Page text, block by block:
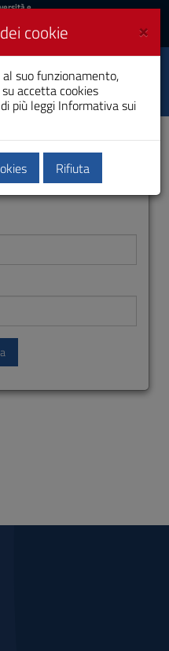
e
News ×
cookie
suo funzionamento,
accetta cookies
più leggi Informativa sui
Rifiuta